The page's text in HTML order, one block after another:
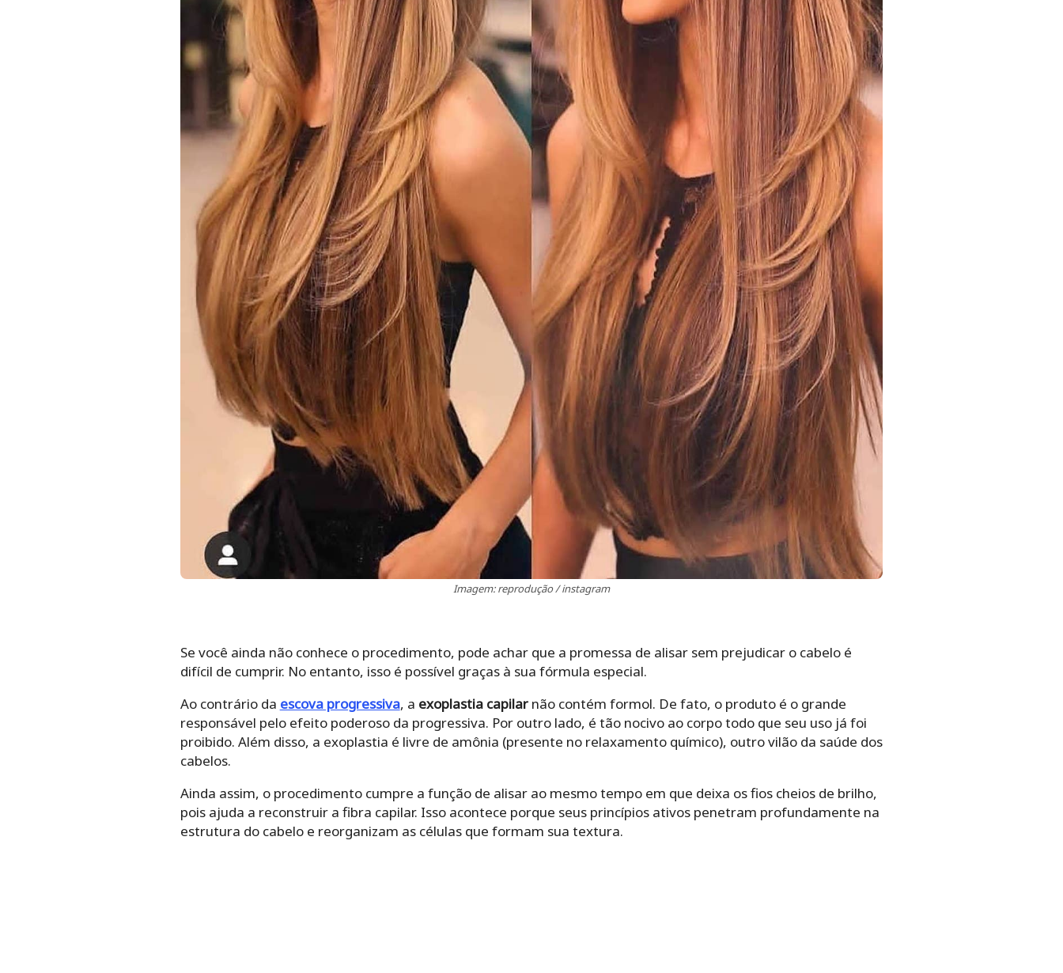
Imagem: reprodução / instagram
Se você ainda não conhece o procedimento, pode achar que a promessa de alisar sem prejudicar o cabelo é
difícil de cumprir. No entanto, isso é possível graças à sua fórmula especial.
Ao contrário da escova progressiva, a exoplastia capilarnão contém formol. De fato, o produto é o grande
responsável pelo efeito poderoso da progressiva. Por outro lado, é tão nocivo ao corpo todo que seu uso já foi
proibido. Além disso, a exoplastia é livre de amônia (presente no relaxamento químico), outro vilão da saúde dos
cabelos.
Ainda assim, o procedimento cumpre a função de alisar ao mesmo tempo em que deixa os fios cheios de brilho,
pois ajuda a reconstruir a fibra capilar. Isso acontece porque seus princípios ativos penetram profundamente na
estrutura do cabelo e reorganizam as células que formam sua textura.